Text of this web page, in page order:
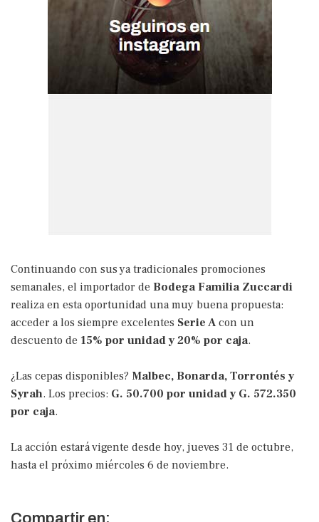
Compartir en:
Continuando con sus ya tradicionales promociones
semanales, el importador de Bodega Familia Zuccardi
realiza en esta oportunidad una muy buena propuesta:
acceder a los siempre excelentes Serie A con un
descuento de 15% por unidad y 20% por caja.
¿Las cepas disponibles? Malbec, Bonarda, Torrontés y
Syrah. Los precios: G. 50.700 por unidad y G. 572.350
por caja.
La acción estará vigente desde hoy, jueves 31 de octubre,
hasta el próximo miércoles 6 de noviembre.